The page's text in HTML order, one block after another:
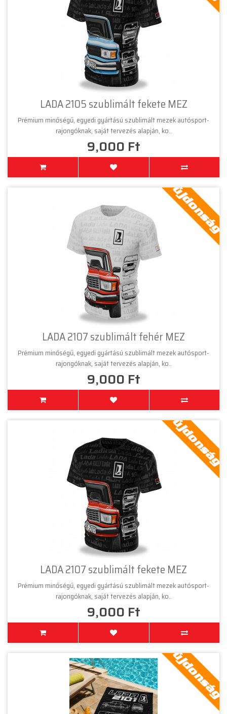
LADA 2105 szublimált fekete MEZ
Prémium minőségű, egyedi gyártású szublimált mezek autósport-
rajongóknak, saját tervezés alapján, ko..
9,000 Ft
LADA 2107 szublimált fehér MEZ
Prémium minőségű, egyedi gyártású szublimált mezek autósport-
rajongóknak, saját tervezés alapján, ko..
9,000 Ft
LADA 2107 szublimált fekete MEZ
Prémium minőségű, egyedi gyártású szublimált mezek autósport-
rajongóknak, saját tervezés alapján, ko..
9,000 Ft